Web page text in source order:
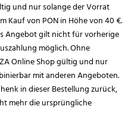
und nur solange der Vorrat
Kauf von PON in Höhe von 40 €.
Angebot gilt nicht für vorherige
möglich. Ohne
Online Shop gültig und nur
mit anderen Angeboten.
in dieser Bestellung zurück,
mehr die ursprüngliche